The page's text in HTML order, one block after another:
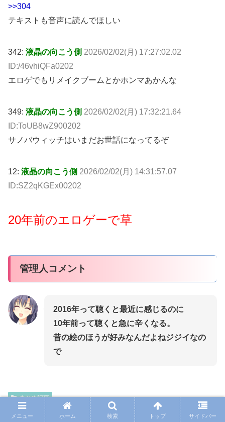
>>304
テキストも音声に読んでほしい
342: 液晶の向こう側 2026/02/02(月) 17:27:02.02
ID:/46vhiQFa0202
エロゲでもリメイクブームとかホンマあかんな
349: 液晶の向こう側 2026/02/02(月) 17:32:21.64
ID:ToUB8wZ900202
サノバウィッチはいまだお世話になってるぞ
12: 液晶の向こう側 2026/02/02(月) 14:31:57.07
ID:SZ2qKGEx00202
20年前のエロゲーで草
管理人コメント
2016年って聴くと最近に感じるのに
10年前って聴くと急に辛くなる。
昔の絵のほうが好みなんだよねジジイなの
で
まとめ記事
シェアする
メニュー ホーム 検索 トップ サイドバー